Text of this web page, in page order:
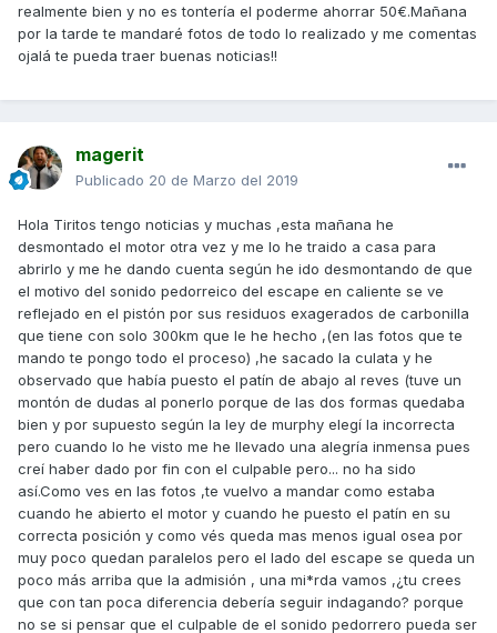
realmente bien y no es tontería el poderme ahorrar 50€.Mañana
por la tarde te mandaré fotos de todo lo realizado y me comentas
ojalá te pueda traer buenas noticias!!
magerit
Publicado 20 de Marzo del 2019
Hola Tiritos tengo noticias y muchas ,esta mañana he
desmontado el motor otra vez y me lo he traido a casa para
abrirlo y me he dando cuenta según he ido desmontando de que
el motivo del sonido pedorreico del escape en caliente se ve
reflejado en el pistón por sus residuos exagerados de carbonilla
que tiene con solo 300km que le he hecho ,(en las fotos que te
mando te pongo todo el proceso) ,he sacado la culata y he
observado que había puesto el patín de abajo al reves (tuve un
montón de dudas al ponerlo porque de las dos formas quedaba
bien y por supuesto según la ley de murphy elegí la incorrecta
pero cuando lo he visto me he llevado una alegría inmensa pues
creí haber dado por fin con el culpable pero... no ha sido
así.Como ves en las fotos ,te vuelvo a mandar como estaba
cuando he abierto el motor y cuando he puesto el patín en su
correcta posición y como vés queda mas menos igual osea por
muy poco quedan paralelos pero el lado del escape se queda un
poco más arriba que la admisión , una mi*rda vamos ,¿tu crees
que con tan poca diferencia debería seguir indagando? porque
no se si pensar que el culpable de el sonido pedorrero pueda ser